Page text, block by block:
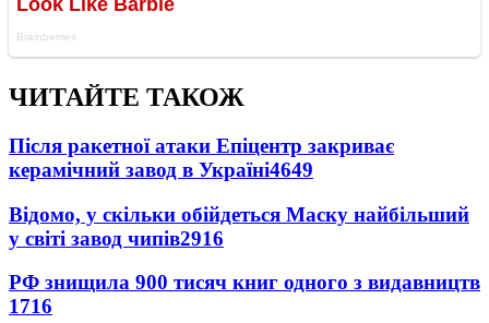
ЧИТАЙТЕ ТАКОЖ
Після ракетної атаки Епіцентр закриває
керамічний завод в Україні4649
Відомо, у скільки обійдеться Маску найбільший
у світі завод чипів2916
РФ знищила 900 тисяч книг одного з видавництв
1716